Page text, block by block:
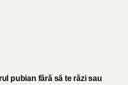
pubian fără să te răzi sau